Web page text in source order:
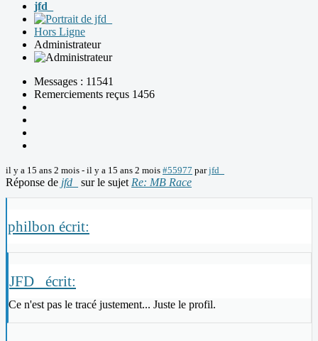
jfd_
Hors Ligne
Administrateur
Messages : 11541
Remerciements reçus 1456
il y a 15 ans 2 mois - il y a 15 ans 2 mois #55977 parjfd_
Réponse de jfd_ sur le sujet Re: MB Race
philbon écrit:
JFD_ écrit:
Ce n'est pas le tracé justement... Juste le profil.